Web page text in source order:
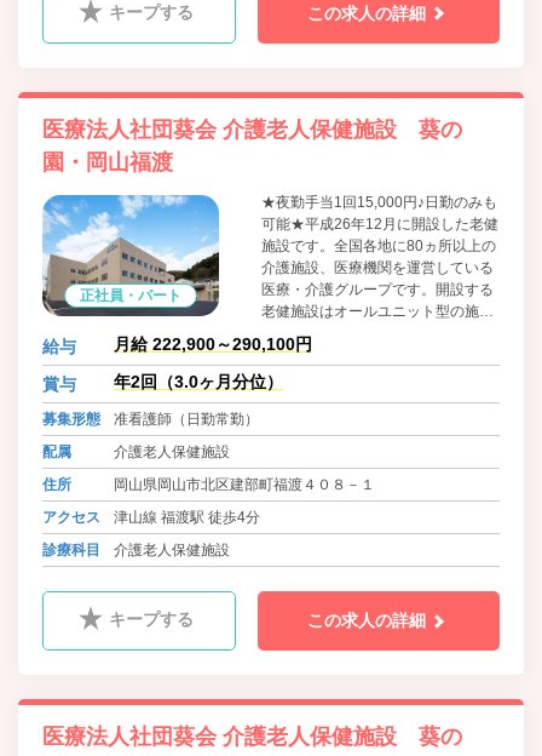
キープする この求人の詳細
医療法人社団葵会 介護老人保健施設 葵の
園・岡山福渡
正社員・パート
★夜勤手当1回15,000円♪日勤のみも
可能★平成26年12月に開設した老健
施設です。全国各地に80ヵ所以上の
介護施設、医療機関を運営している
医療・介護グループです。開設する
老健施設はオールユニット型の施設
です。ご利用者一人一人の特徴に合
わせたユニットケアを実践し、山や
川、自然豊かな環境の中でゆったり
と過ごして頂ける施設を目指してい
給与 月給 222,900～290,100円
賞与 年2回（3.0ヶ月分位）
募集形態
准看護師（日勤常勤）
配属
介護老人保健施設
住所
岡山県岡山市北区建部町福渡４０８－１
アクセス
津山線 福渡駅 徒歩4分
診療科目
介護老人保健施設
キープする この求人の詳細
医療法人社団葵会 介護老人保健施設 葵の